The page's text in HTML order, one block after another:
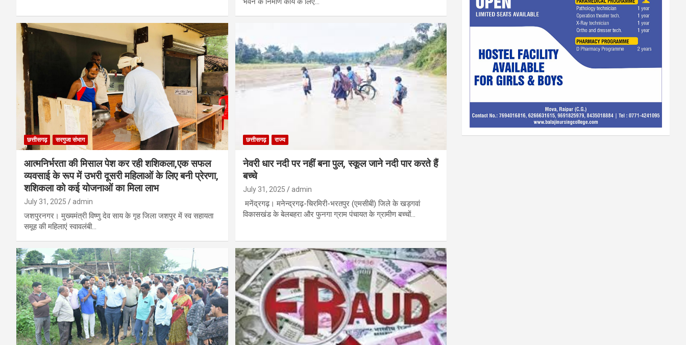
छत्तीसगढ़ सरगुजा संभाग
आत्मनिर्भरता की मिसाल पेश कर रही शशिकला,एक सफल
व्यवसाई के रूप में उभरी दूसरी महिलाओं के लिए बनी प्रेरणा,
शशिकला को कई योजनाओं का मिला लाभ
July 31, 2025 admin
जशपुरनगर। मुख्यमंत्री विष्णु देव साय के गृह जिला जशपुर में स्व सहायता
समूह की महिलाएं स्वावलंबी…
छत्तीसगढ़ राज्य
नेवरी धार नदी पर नहीं बना पुल, स्कूल जाने नदी पार करते हैं
बच्चे
July 31, 2025 admin
मनेंद्रगढ़। मनेन्द्रगढ़-चिरमिरी-भरतपुर (एमसीबी) जिले के खड़गवां
विकासखंड के बेलबहरा और फुनगा ग्राम पंचायत के ग्रामीण बच्चों…